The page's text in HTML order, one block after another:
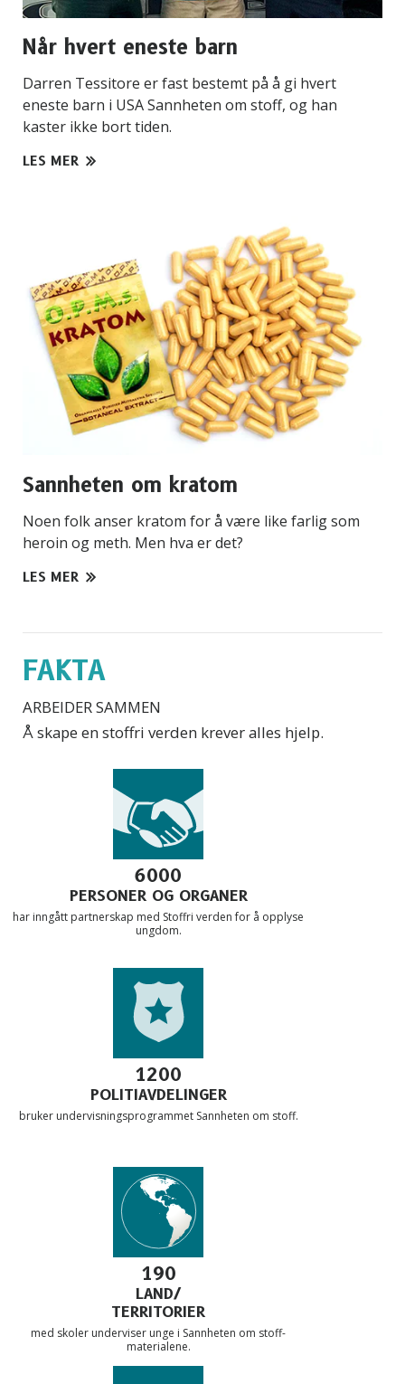
Når hvert eneste barn
Darren Tessitore er fast bestemt på å gi hvert
eneste barn i USA Sannheten om stoff, og han
kaster ikke bort tiden.
LES MER
Sannheten om kratom
Noen folk anser kratom for å være like farlig som
heroin og meth. Men hva er det?
LES MER
FAKTA
ARBEIDER SAMMEN
Å skape en stoffri verden krever alles hjelp.
6000
PERSONER OG ORGANER
har inngått partnerskap med Stoffri verden for å opplyse
ungdom.
1200
POLITIAVDELINGER
bruker undervisnings­programmet Sannheten om stoff.
190
LAND/
TERRITORIER
med skoler underviser unge i Sannheten om stoff-
materialene.